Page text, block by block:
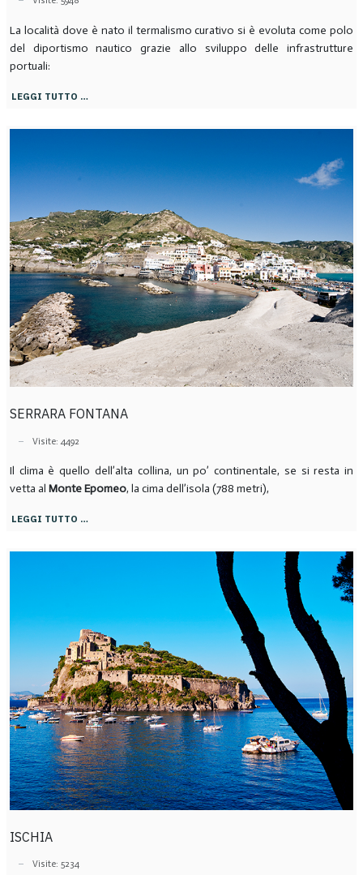
La località dove è nato il termalismo curativo si è evoluta come polo
del diportismo nautico grazie allo sviluppo delle infrastrutture
portuali:
LEGGI TUTTO …
SERRARA FONTANA
Visite: 4492
Il clima è quello dell’alta collina, un po’ continentale, se si resta in
vetta al Monte Epomeo, la cima dell’isola (788 metri),
LEGGI TUTTO …
ISCHIA
Visite: 5234